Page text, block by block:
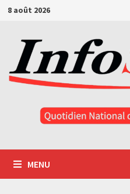
Passer
contenu
8 août 2026
MENU